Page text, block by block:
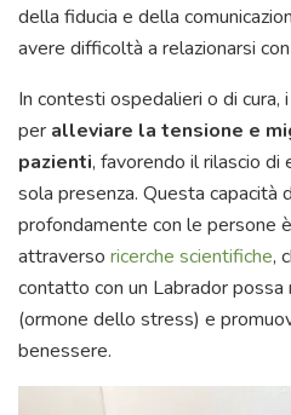
della fiducia e della
avere difficoltà a relazionarsi
In contesti ospedalieri o di cura,
per alleviare la tensione e
pazienti, favorendo il rilascio di
sola presenza. Questa capacità
profondamente con le persone
attraverso ricerche scientifiche,
contatto con un Labrador
(ormone dello stress) e
benessere.